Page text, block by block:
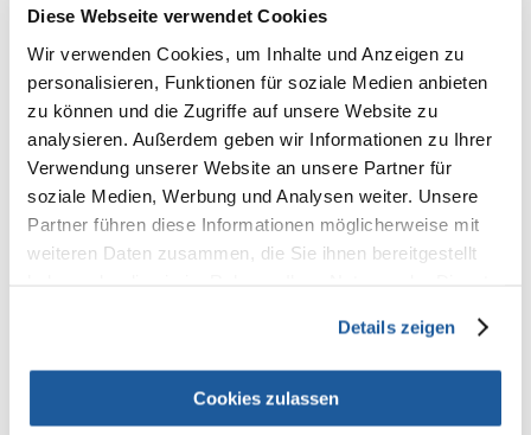
Diese Webseite verwendet Cookies
Wir verwenden Cookies, um Inhalte und Anzeigen zu
personalisieren, Funktionen für soziale Medien anbieten
zu können und die Zugriffe auf unsere Website zu
analysieren. Außerdem geben wir Informationen zu Ihrer
Verwendung unserer Website an unsere Partner für
soziale Medien, Werbung und Analysen weiter. Unsere
Partner führen diese Informationen möglicherweise mit
weiteren Daten zusammen, die Sie ihnen bereitgestellt
Details zeigen
Cookies zulassen
Recommend
REZENSION VERFASSEN
Produktbeschreibung
Die Hygiene des weichen Fells ist für Chinchillas von großer Bedeutung.
Sandbäder sorgen dafür, dass das dichte Fell dieser Nager sauber,
gesund und schön bleibt. Die Bäder sorgen dafür, dass das Fell nicht
stumpf oder brüchig wird. Der Sand absorbiert auch Feuchtigkeit,
Schmutz und Fett aus dem Fell.
Gewicht: 5,1 kg.
Dosierung: 2-3 Mal pro Woche